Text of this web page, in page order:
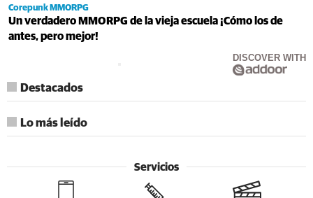
Corepunk MMORPG
Un verdadero MMORPG de la vieja escuela ¡Cómo los de
antes, pero mejor!
DISCOVER WITH
Destacados
Lo más leído
Servicios